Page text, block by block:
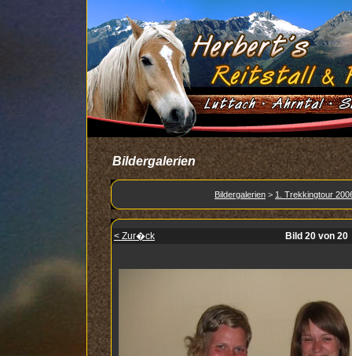
Bildergalerien
Bildergalerien > 1. Trekkingtour
< Zur�ck Bild 20 von 20